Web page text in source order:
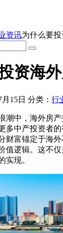
资讯为什么要
资海
15日 分类： 行
潮中，海外房
多中产投资者
财富锚定于海
值逻辑。这不
实现。